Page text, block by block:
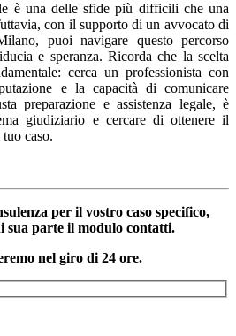
è una delle sfide più difficili che una
con il supporto di un avvocato di
puoi navigare questo percorso
e speranza. Ricorda che la scelta
cerca un professionista con
e la capacità di comunicare
preparazione e assistenza legale, è
giudiziario e cercare di ottenere il
caso.
per il vostro caso specifico,
sua parte il modulo contatti.
nel giro di 24 ore.